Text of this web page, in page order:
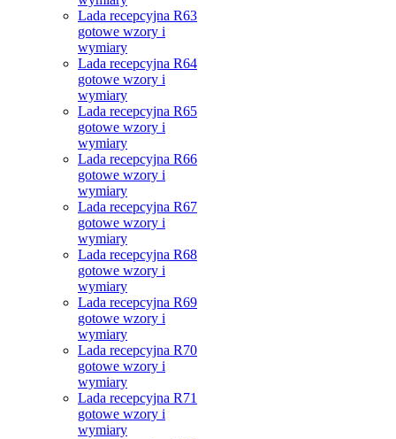
Lada recepcyjna R63
gotowe wzory i
wymiary
Lada recepcyjna R64
gotowe wzory i
wymiary
Lada recepcyjna R65
gotowe wzory i
wymiary
Lada recepcyjna R66
gotowe wzory i
wymiary
Lada recepcyjna R67
gotowe wzory i
wymiary
Lada recepcyjna R68
gotowe wzory i
wymiary
Lada recepcyjna R69
gotowe wzory i
wymiary
Lada recepcyjna R70
gotowe wzory i
wymiary
Lada recepcyjna R71
gotowe wzory i
wymiary